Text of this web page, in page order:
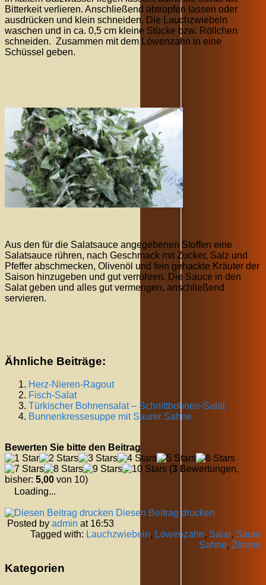
Bitterkeit verlieren. Anschließend abtropfen lassen oder
ausdrücken und klein schneiden. Die Lauchzwiebeln
waschen und in ca. 0,5 cm kleine Stücke bzw. Röllchen
schneiden. Zusammen mit dem Löwenzahn in eine
Schüssel geben.
Aus den für die Salatsauce angegebenen Stoffen eine
Salatsauce rühren, nach Geschmack mit Zucker, Salz und
Pfeffer abschmecken, Olivenöl und fein gehackte Kräuter der
Saison hinzugeben und gut verrühren. Die Sauce in den
Salat geben und alles gut vermengen, anschließend
servieren.
Ähnliche Beiträge:
Herz-Nieren-Ragout
Fisch-Salat
Türkischer Bohnensalat – Schnittbohnen-Salat
Bunnenkressesuppe mit Saurer Sahne
Bewerten Sie bitte den Beitrag
(3 Bewertungen,
bisher: 5,00 von 10)
Loading...
Diesen Beitrag drucken
Posted by admin at 16:53
Tagged with: Lauchzwiebeln, Löwenzahn, Salat, Saure
Sahne, Zitrone
Kategorien